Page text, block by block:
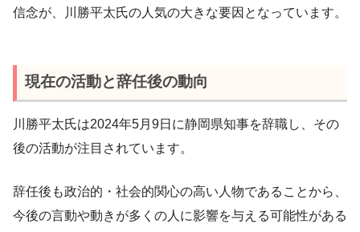
信念が、川勝平太氏の人気の大きな要因となっています。
現在の活動と辞任後の動向
川勝平太氏は2024年5月9日に静岡県知事を辞職し、その
後の活動が注目されています。
辞任後も政治的・社会的関心の高い人物であることから、
今後の言動や動きが多くの人に影響を与える可能性がある